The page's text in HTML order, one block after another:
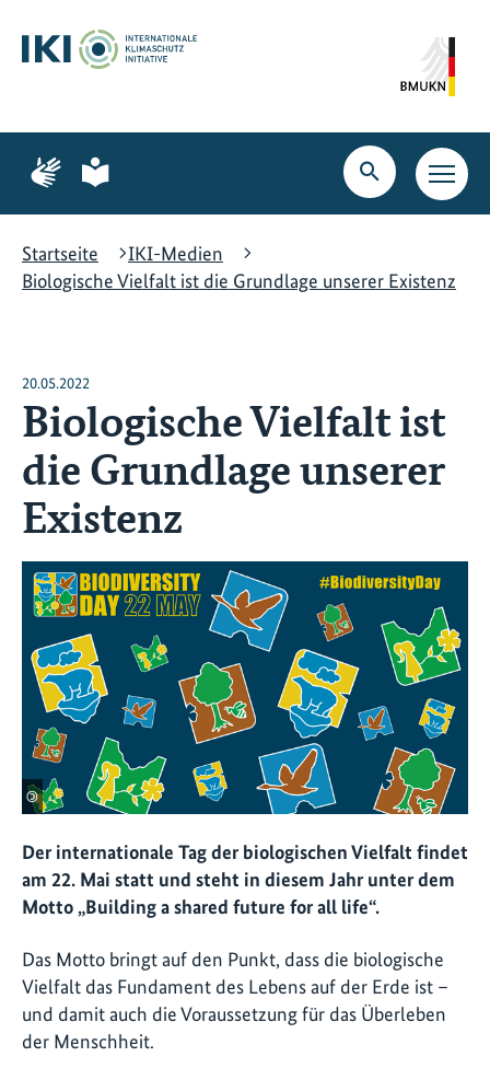
Hauptinhalt
springen
Suche
springen
Hauptnavigation
springen
Zur
Seite
Gebärdensprache
Zur
Seite
leichte
Suche
öffnen
Startseite
IKI-Medien
Biologische Vielfalt ist die Grundlage unserer Existenz
20.05.2022
Biologische Vielfalt ist
die Grundlage unserer
Existenz
©
Der internationale Tag der biologischen Vielfalt findet
am 22. Mai statt und steht in diesem Jahr unter dem
Motto „Building a shared future for all life“.
Das Motto bringt auf den Punkt, dass die biologische
Vielfalt das Fundament des Lebens auf der Erde ist –
und damit auch die Voraussetzung für das Überleben
der Menschheit.